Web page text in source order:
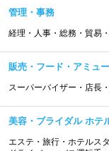
管理・事務
経理・人事・総務・貿易
販売・フード・アミュ
スーパーバイザー・店長
美容・ブライダル ホテ
エステ・旅行・ホテルス